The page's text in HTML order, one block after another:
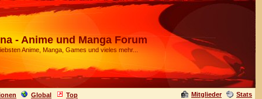
- Anime und Manga Forum
Anime, Manga, Games und vieles mehr...
Global Top Mitglieder
Stats